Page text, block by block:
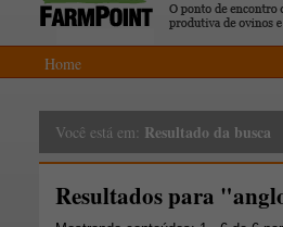
Home
Você está em: Resultado da busca
Resultados para